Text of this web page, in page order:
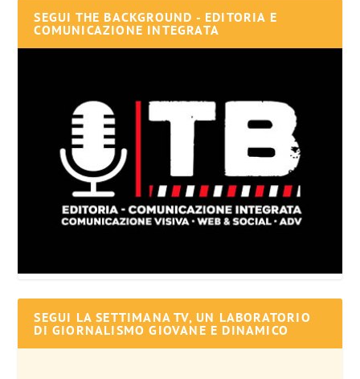
SEGUI THE BACKGROUND - EDITORIA E
COMUNICAZIONE INTEGRATA
SEGUI LA SETTIMANA TV, UN LABORATORIO
DI GIORNALISMO GIOVANE E DINAMICO